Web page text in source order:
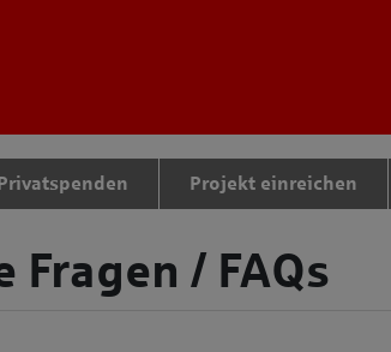
Projekt einreichen
/ FAQs